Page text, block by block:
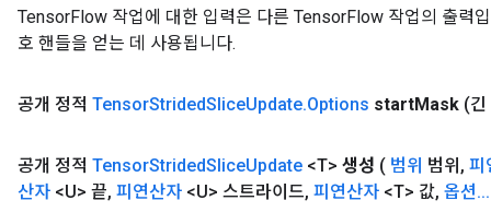
TensorFlow 작업에 대한 입력은 다른 TensorFlow 작업의 출력
호 핸들을 얻는 데 사용됩니다.
공개 정적 TensorStridedSliceUpdate.Options startMask (
공개 정적 TensorStridedSliceUpdate <T> 생성 ( 범위 범위 , 피
산자 <U> 끝, 피연산자 <U> 스트라이드, 피연산자 <T> 값, 옵션...